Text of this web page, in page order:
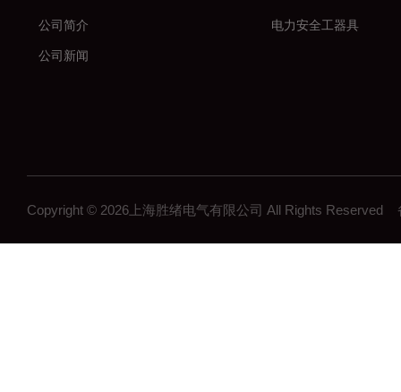
公司简介
公司新闻
电力安全工器具
Copyright © 2026上海胜绪电气有限公司 All Rights Reserved